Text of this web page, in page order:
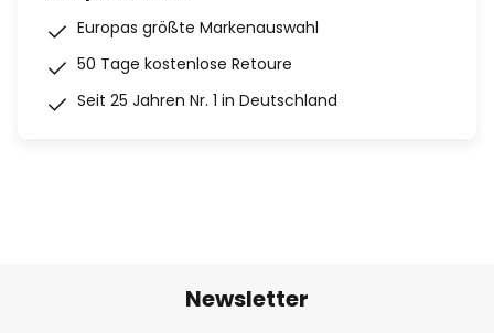
Europas größte Markenauswahl
50 Tage kostenlose Retoure
Seit 25 Jahren Nr. 1 in Deutschland
Newsletter